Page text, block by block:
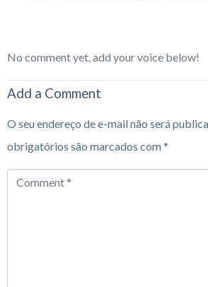
No comment yet, add your voice below!
Add a Comment
O seu endereço de e-mail não será
obrigatórios são marcados com*
Comment